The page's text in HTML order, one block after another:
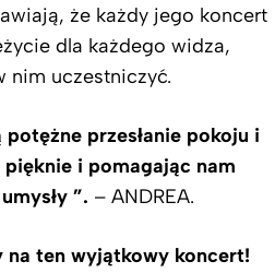
że ​​każdy jego koncert
dla każdego widza,
nim uczestniczyć.
przesłanie pokoju i
i pomagając nam
”. – ANDREA.
na ten wyjątkowy koncert!